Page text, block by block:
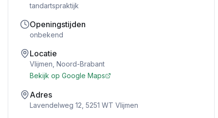
tandartspraktijk
Openingstijden
onbekend
Locatie
Vlijmen Noord-Brabant
Bekijk op Google Maps
Adres
Lavendelweg 12, 5251 WT Vlijmen